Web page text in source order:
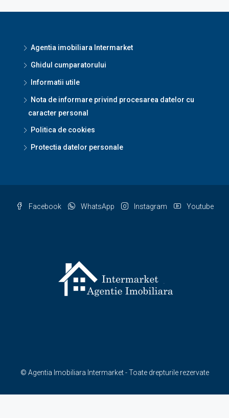
Agentia imobiliara Intermarket
Ghidul cumparatorului
Informatii utile
Nota de informare privind procesarea datelor cu
caracter personal
Politica de cookies
Protectia datelor personale
Facebook WhatsApp Instagram Youtube
© Agentia Imobiliara Intermarket - Toate drepturile rezervate